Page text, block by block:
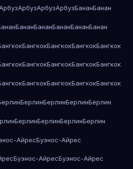
АрбузАрбузАрбузБананБанан
БананБананБананБананБанан
БангкокБангкокБангкокБангкок
БангкокБангкокБангкокБангкок
БангкокБангкокБангкокБангкок
БерлинБерлинБерлинБерлин
БерлинБерлинБерлинБерлин
АйресБуэнос-Айрес
Буэнос-АйресБуэнос-Айрес